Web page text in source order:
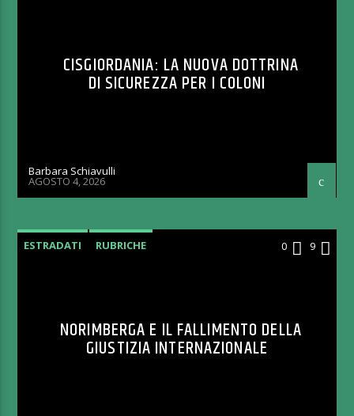
CISGIORDANIA: LA NUOVA DOTTRINA
DI SICUREZZA PER I COLONI
Barbara Schiavulli
AGOSTO 4, 2026
ESTRADATI RUBRICHE 0 9
NORIMBERGA E IL FALLIMENTO DELLA
GIUSTIZIA INTERNAZIONALE